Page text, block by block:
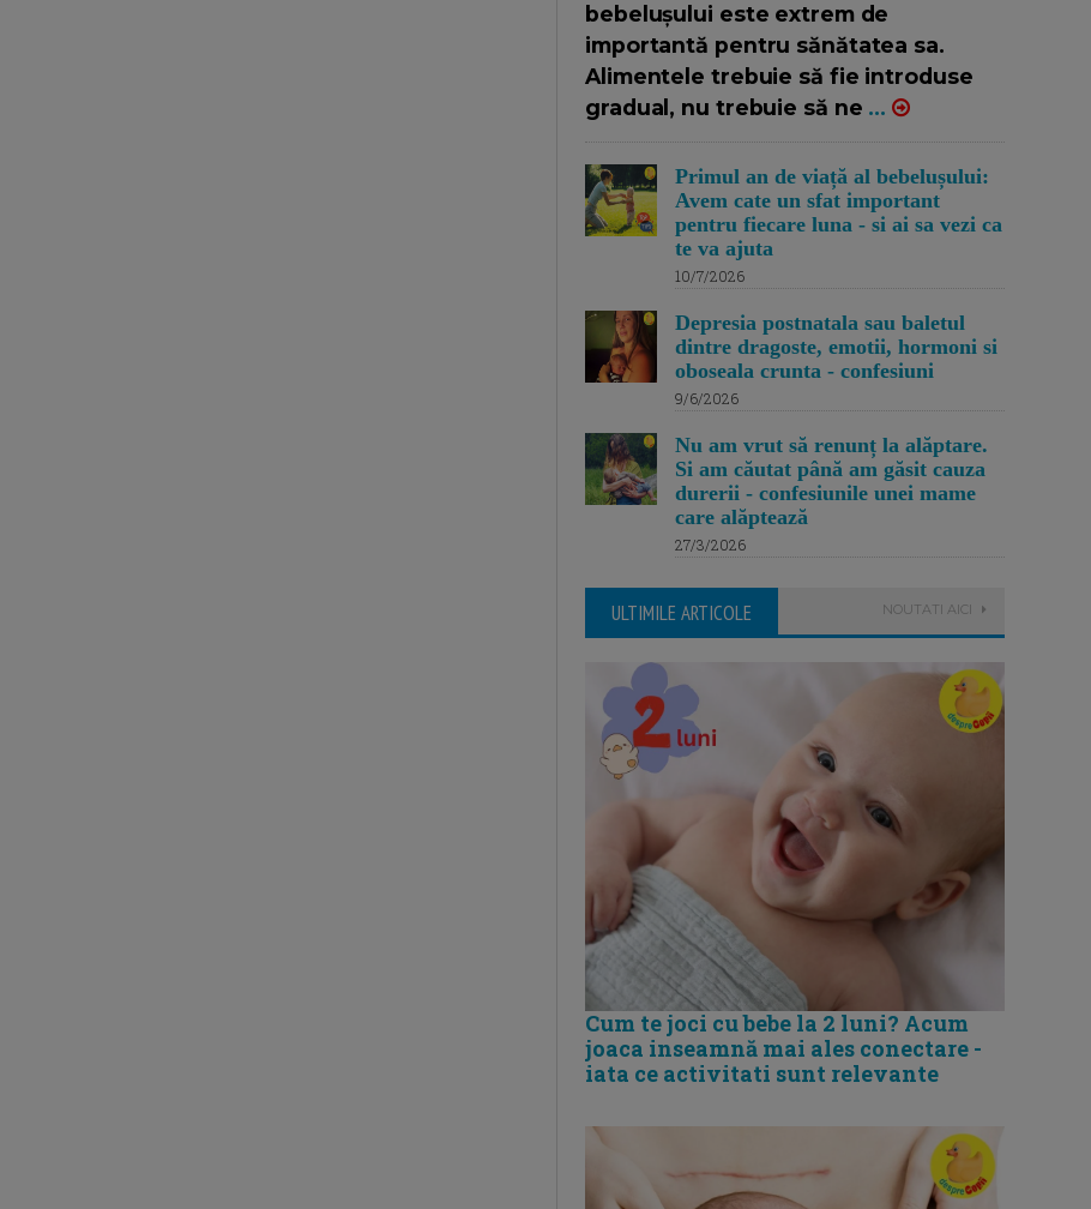
bebelușului este extrem de
importantă pentru sănătatea sa.
Alimentele trebuie să fie introduse
gradual, nu trebuie să ne ...
Primul an de viață al bebelușului:
Avem cate un sfat important
pentru fiecare luna - si ai sa vezi ca
te va ajuta
10/7/2026
Depresia postnatala sau baletul
dintre dragoste, emotii, hormoni si
oboseala crunta - confesiuni
9/6/2026
Nu am vrut să renunț la alăptare.
Si am căutat până am găsit cauza
durerii - confesiunile unei mame
care alăptează
27/3/2026
ULTIMILE ARTICOLE NOUTATI AICI
Cum te joci cu bebe la 2 luni? Acum
joaca inseamnă mai ales conectare -
iata ce activitati sunt relevante